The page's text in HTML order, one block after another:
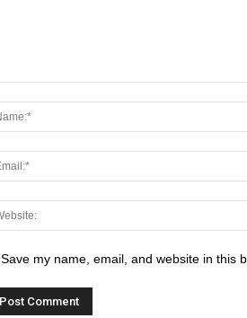
Save my name, email, and website in this